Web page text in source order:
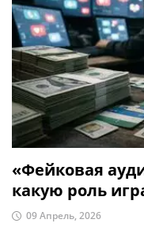
«Фейковая
какую роль
09 Апрель, 2026